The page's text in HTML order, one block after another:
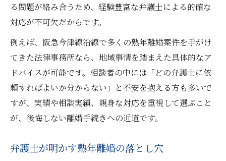
る問題が絡み合うため、経験豊富な弁護士による的確な
対応が不可欠だからです。
例えば、阪急今津線沿線で多くの熟年離婚案件を手がけ
てきた法律事務所なら、地域事情を踏まえた具体的なア
ドバイスが可能です。相談者の中には「どの弁護士に依
頼すればよいか分からない」と不安を抱える方も多いで
すが、実績や相談実績、親身な対応を重視して選ぶこと
が、後悔しない離婚手続きへの近道です。
弁護士が明かす熟年離婚の落とし穴